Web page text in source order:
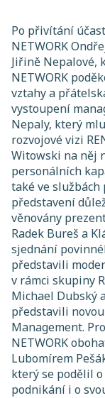
Po přivítání
NETWORK
Jiřině Nepalové,
NETWORK
vztahy a
vystoupení
Nepaly, který
rozvojové vizi
Witowski na něj
personálních
také ve službách
představení
věnovány
Radek Bureš a
sjednání
představili
v rámci skupiny
Michael Dubský
představili
Management.
NETWORK
Lubomírem
který se podělil
podnikání i o